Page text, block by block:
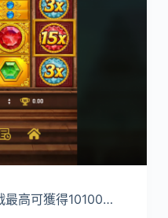
最高可獲得10100…